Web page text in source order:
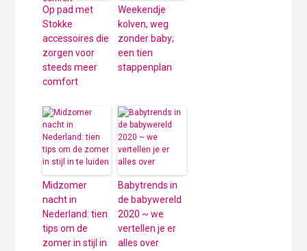
Op pad met
Stokke
accessoires die
zorgen voor
steeds meer
comfort
Weekendje
kolven, weg
zonder baby;
een tien
stappenplan
Midzomer
nacht in
Nederland: tien
tips om de
zomer in stijl in
Babytrends in
de babywereld
2020 ~ we
vertellen je er
alles over